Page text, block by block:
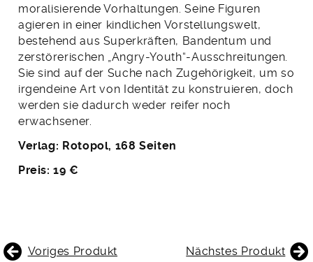
moralisierende Vorhaltungen. Seine Figuren
agieren in einer kindlichen Vorstellungswelt,
bestehend aus Superkräften, Bandentum und
zerstörerischen „Angry-Youth“-Ausschreitungen.
Sie sind auf der Suche nach Zugehörigkeit, um so
irgendeine Art von Identität zu konstruieren, doch
werden sie dadurch weder reifer noch
erwachsener.
Verlag: Rotopol, 168 Seiten
Preis: 19 €
BEITRAGSNAVIGATION
Voriges Produkt Nächstes Produkt